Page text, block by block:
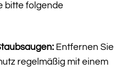
bitte folgende
Entfernen Sie
regelmäßig mit einem